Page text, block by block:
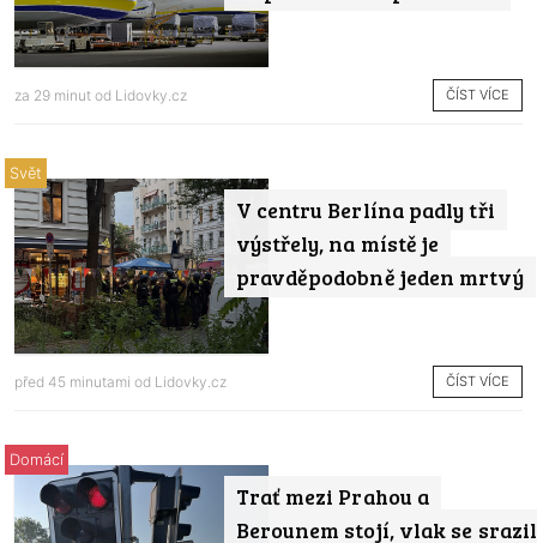
za 29 minut od Lidovky.cz ČÍST VÍCE
V centru Berlína padly tři
výstřely, na místě je
pravděpodobně jeden mrtvý
Svět
před 45 minutami od Lidovky.cz ČÍST VÍCE
Trať mezi Prahou a
Berounem stojí, vlak se srazil
Domácí